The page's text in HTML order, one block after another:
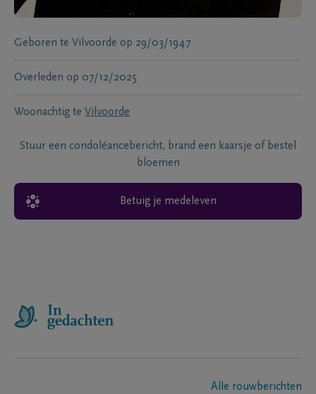
Geboren te Vilvoorde op 29/03/1947
Overleden op 07/12/2025
Woonachtig te Vilvoorde
Stuur een condoléancebericht, brand een kaarsje of bestel
bloemen
Betuig je medeleven
Alle rouwberichten